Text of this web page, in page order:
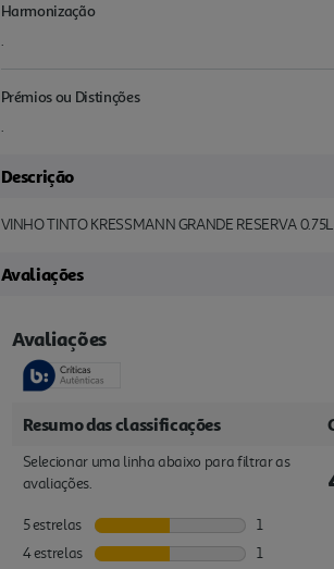
Harmonização
.
Prémios ou Distinções
.
Descrição
VINHO TINTO KRESSMANN GRANDE RESERVA 0.75L
Avaliações